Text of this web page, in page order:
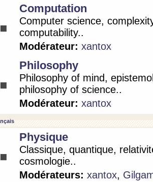
Computation
Computer science,
computability..
Modérateur: xantox
Philosophy
Philosophy of mind,
philosophy of science..
Modérateur: xantox
Physique
Classique, quantique,
cosmologie..
Modérateurs: xantox,